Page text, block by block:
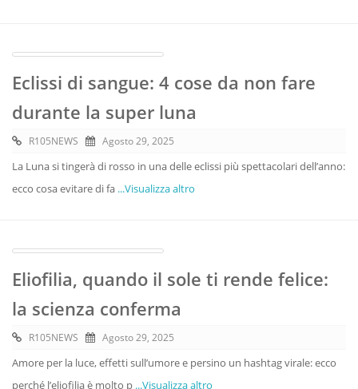
Eclissi di sangue: 4 cose da non fare
durante la super luna
R105NEWS Agosto 29, 2025
La Luna si tingerà di rosso in una delle eclissi più spettacolari dell’anno:
ecco cosa evitare di fa ...Visualizza altro
Eliofilia, quando il sole ti rende felice:
la scienza conferma
R105NEWS Agosto 29, 2025
Amore per la luce, effetti sull’umore e persino un hashtag virale: ecco
perché l’eliofilia è molto p ...Visualizza altro